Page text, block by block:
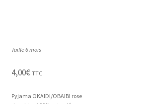
Taille 6 mois
4,00€ TTC
Pyjama OKAIDI/OBAIBI rose